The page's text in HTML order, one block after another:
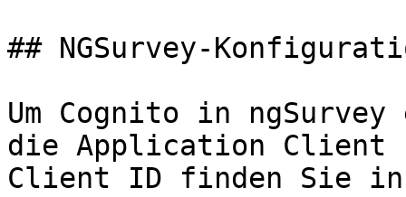
## NGSurvey-
Um Cognito in
die Application Client
Client ID finden Sie